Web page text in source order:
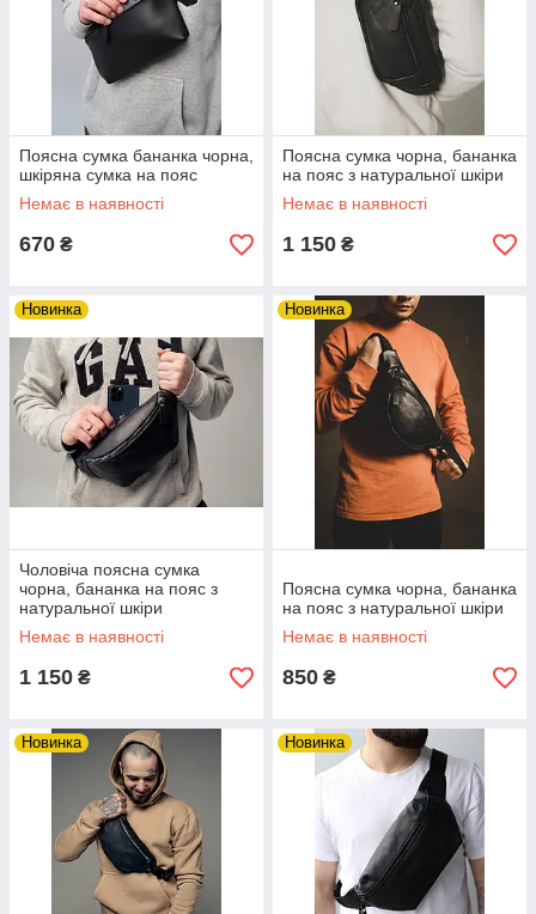
Поясна сумка бананка чорна,
шкіряна сумка на пояс
Немає в наявності
670 ₴
Поясна сумка чорна, бананка
на пояс з натуральної шкіри
Немає в наявності
1 150 ₴
Новинка
Чоловіча поясна сумка
чорна, бананка на пояс з
натуральної шкіри
Немає в наявності
1 150 ₴
Новинка
Поясна сумка чорна, бананка
на пояс з натуральної шкіри
Немає в наявності
850 ₴
Новинка Новинка